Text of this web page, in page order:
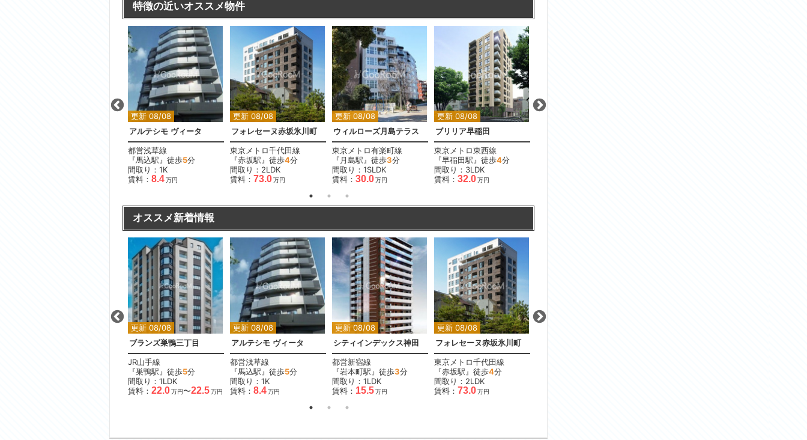
特徴の近いオススメ物件
更新 08/08
アルテシモ ヴィータ
都営浅草線
『馬込駅』徒歩5分
間取り：1K
賃料： 8.4万円
更新 08/08
フォレセーヌ赤坂氷川町
東京メトロ千代田線
『赤坂駅』徒歩4分
間取り：2LDK
賃料： 73.0万円
更新 08/08
ウィルローズ月島テラス
東京メトロ有楽町線
『月島駅』徒歩3分
間取り：1SLDK
賃料： 30.0万円
更新 08/08
ブリリア早稲田
東京メトロ東西線
『早稲田駅』徒歩4分
間取り：3LDK
賃料： 32.0万円
オススメ新着情報
更新 08/08
ブランズ巣鴨三丁目
JR山手線
『巣鴨駅』徒歩5分
間取り：1LDK
賃料： 22.0万円〜22.5万円
更新 08/08
アルテシモ ヴィータ
都営浅草線
『馬込駅』徒歩5分
間取り：1K
賃料： 8.4万円
更新 08/08
シティインデックス神田
都営新宿線
『岩本町駅』徒歩3分
間取り：1LDK
賃料： 15.5万円
更新 08/08
フォレセーヌ赤坂氷川町
東京メトロ千代田線
『赤坂駅』徒歩4分
間取り：2LDK
賃料： 73.0万円